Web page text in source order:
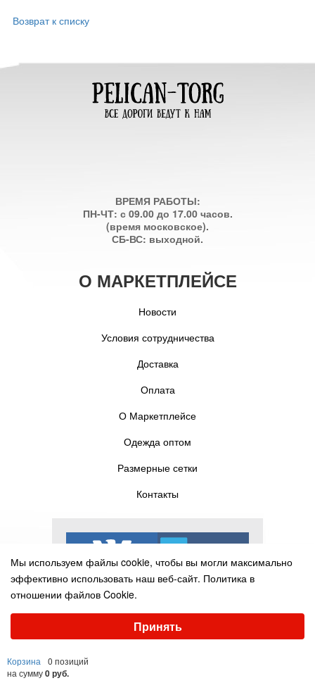
Корзина
0 позиций
на сумму0 руб.
Возврат к списку
ВРЕМЯ РАБОТЫ:
ПН-ЧТ: с 09.00 до 17.00 часов.
(время московское).
СБ-ВС: выходной.
О МАРКЕТПЛЕЙСЕ
Новости
Условия сотрудничества
Доставка
Оплата
О Маркетплейсе
Одежда оптом
Размерные сетки
Контакты
Мы используем файлы cookie, чтобы вы могли максимально
эффективно использовать наш веб-сайт. Политика в
отношении файлов Cookie.
Принять